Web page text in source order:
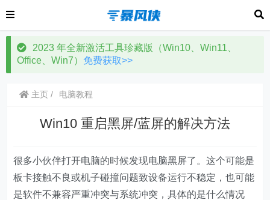
2023 年全新激活工具珍藏版（Win10、Win11、
Office、Win7） 免费获取>>
主页 电脑教程
Win10 重启黑屏/蓝屏的解决方法
很多小伙伴打开电脑的时候发现电脑黑屏了。这个可能是
板卡接触不良或机子碰撞问题致设备运行不稳定，也可能
是软件不兼容严重冲突与系统冲突，具体的是什么情况